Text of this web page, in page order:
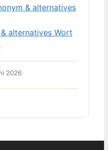
& alternatives
alternatives Wort
2026